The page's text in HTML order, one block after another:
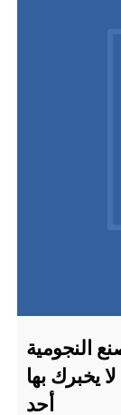
النجومية
يخبرك بها
أحد